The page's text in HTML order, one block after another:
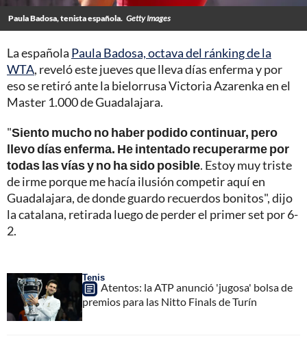
Paula Badosa, tenista española. Getty Images
La española Paula Badosa, octava del ránking de la
WTA, reveló este jueves que lleva días enferma y por
eso se retiró ante la bielorrusa Victoria Azarenka en el
Master 1.000 de Guadalajara.
"Siento mucho no haber podido continuar, pero
llevo días enferma. He intentado recuperarme por
todas las vías y no ha sido posible. Estoy muy triste
de irme porque me hacía ilusión competir aquí en
Guadalajara, de donde guardo recuerdos bonitos", dijo
la catalana, retirada luego de perder el primer set por 6-
2.
Tenis
Atentos: la ATP anunció 'jugosa' bolsa de
premios para las Nitto Finals de Turín